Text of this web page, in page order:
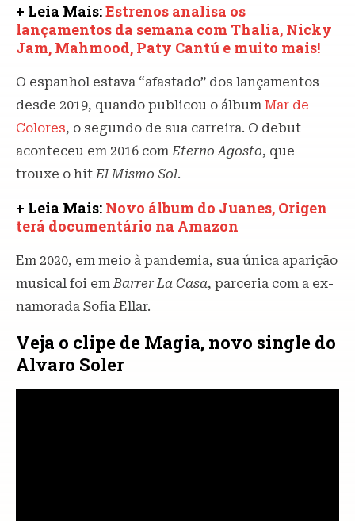
+ Leia Mais:Estrenos analisa os
lançamentos da semana com Thalia, Nicky
Jam, Mahmood, Paty Cantú e muito mais!
O espanhol estava “afastado” dos lançamentos
desde 2019, quando publicou o álbum Mar de
Colores, o segundo de sua carreira. O debut
aconteceu em 2016 comEterno Agosto, que
trouxe o hitEl Mismo Sol.
+ Leia Mais: Novo álbum do Juanes, Origen
terá documentário na Amazon
Em 2020, em meio à pandemia, sua única aparição
musical foi emBarrer La Casa, parceria com a ex-
namorada Sofia Ellar.
Veja o clipe de Magia, novo single do
Alvaro Soler